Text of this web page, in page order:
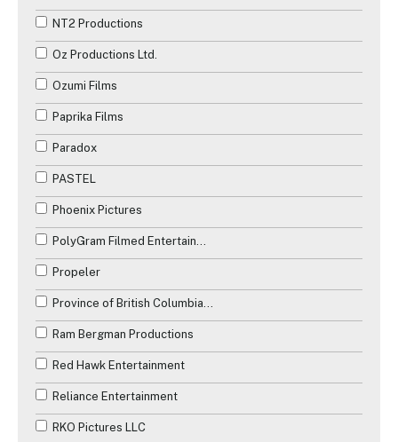
NT2 Productions
Oz Productions Ltd.
Ozumi Films
Paprika Films
Paradox
PASTEL
Phoenix Pictures
PolyGram Filmed Entertainment
Propeler
Province of British Columbia Production Services Tax Credit
Ram Bergman Productions
Red Hawk Entertainment
Reliance Entertainment
RKO Pictures LLC